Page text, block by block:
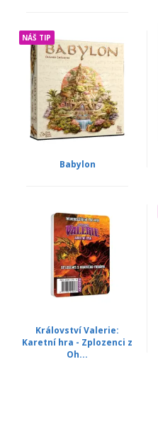
NÁŠ TIP
Babylon
Království Valerie:
Karetní hra - Zplozenci z
Oh...